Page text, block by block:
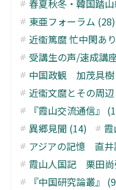
春夏秋冬・韓国踏
東亜フォーラム (28)
近衞篤麿 忙中閑あ
受講生の声/速成講
中国政観 加茂具樹
近衞文麿とその周
『霞山交流通信』
異郷見聞 (14)
アジアの記憶 直井
霞山人国記 栗田尚
『中国研究論叢』